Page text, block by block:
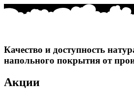
Качество и доступность
напольного покрытия от
Акции